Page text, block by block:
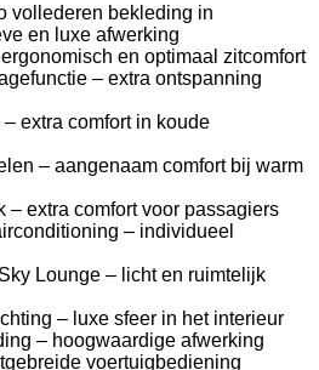
vollederen bekleding in
en luxe afwerking
en optimaal zitcomfort
– extra ontspanning
extra comfort in koude
– aangenaam comfort bij warm
– extra comfort voor passagiers
– individueel
Lounge – licht en ruimtelijk
– luxe sfeer in het interieur
– hoogwaardige afwerking
voertuigbediening